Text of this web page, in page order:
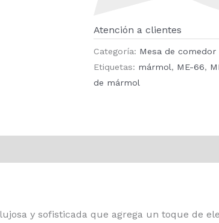
Atención a clientes
Categoría: Mesa de comedor
Etiquetas: mármol, ME-66,
de mármol
y sofisticada que agrega un toque de